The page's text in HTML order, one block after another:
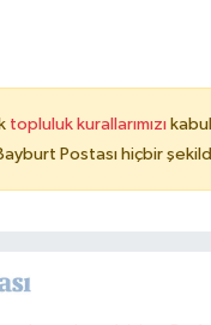
topluluk kurallarımızı
Postası hiçbir